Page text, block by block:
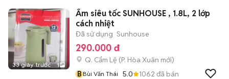
33 giây trước 1
Ấm siêu tốc SUNHOUSE , 1.8L, 2 lớp
cách nhiệt
Đã sử dụng Sunhouse
290.000 đ
Q. Cẩm Lệ (P. Hòa Xuân mới)
BBùi Văn Thái 5.0 1062 đã bán